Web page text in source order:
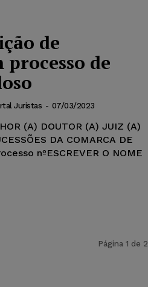
de
de
Juristas - 07/03/2023
(A) DOUTOR (A) JUIZ (A)
DA COMARCA DE
nºESCREVER O NOME
Página 1 de 2